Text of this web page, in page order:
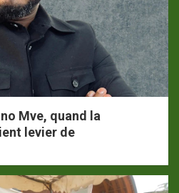
Mve, quand la
levier de